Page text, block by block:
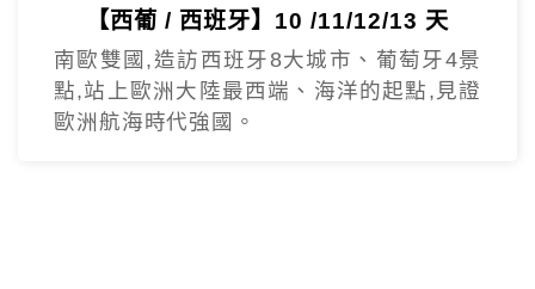
【西葡 / 西班牙】10 /11/12/13 天
南歐雙國,造訪西班牙8大城市、葡萄牙4景
點,站上歐洲大陸最西端、海洋的起點,見證
歐洲航海時代強國。